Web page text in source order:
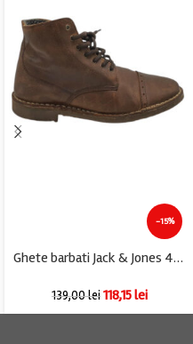
-15%
Ghete barbati Jack & Jones 44, piele, maro, captusite
139,00lei118,15lei